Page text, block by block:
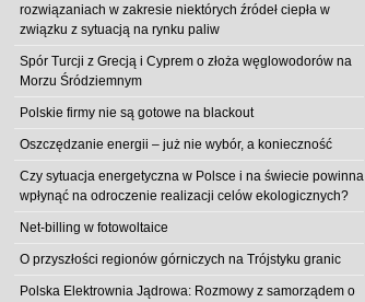
rozwiązaniach w zakresie niektórych źródeł ciepła w
związku z sytuacją na rynku paliw
Spór Turcji z Grecją i Cyprem o złoża węglowodorów na
Morzu Śródziemnym
Polskie firmy nie są gotowe na blackout
Oszczędzanie energii – już nie wybór, a konieczność
Czy sytuacja energetyczna w Polsce i na świecie powinna
wpłynąć na odroczenie realizacji celów ekologicznych?
Net-billing w fotowoltaice
O przyszłości regionów górniczych na Trójstyku granic
Polska Elektrownia Jądrowa: Rozmowy z samorządem o